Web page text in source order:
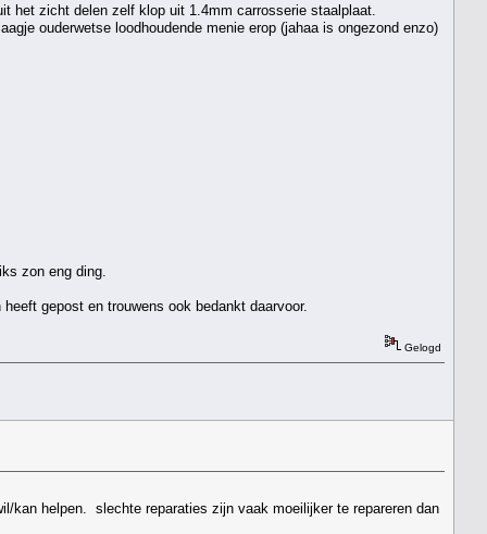
het zicht delen zelf klop uit 1.4mm carrosserie staalplaat.
ouderwetse loodhoudende menie erop (jahaa is ongezond enzo)
zon eng ding.
gepost en trouwens ook bedankt daarvoor.
Gelogd
kan helpen. slechte reparaties zijn vaak moeilijker te repareren dan